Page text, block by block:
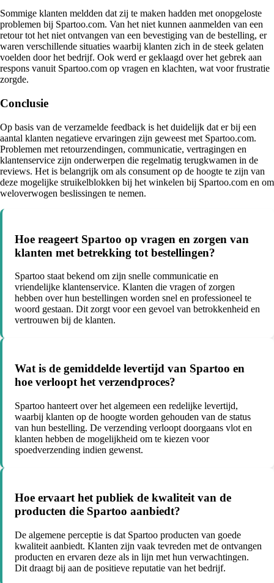
Sommige klanten meldden dat zij te maken hadden met onopgeloste
problemen bij Spartoo.com. Van het niet kunnen aanmelden van een
retour tot het niet ontvangen van een bevestiging van de bestelling, er
waren verschillende situaties waarbij klanten zich in de steek gelaten
voelden door het bedrijf. Ook werd er geklaagd over het gebrek aan
respons vanuit Spartoo.com op vragen en klachten, wat voor frustratie
zorgde.
Conclusie
Op basis van de verzamelde feedback is het duidelijk dat er bij een
aantal klanten negatieve ervaringen zijn geweest met Spartoo.com.
Problemen met retourzendingen, communicatie, vertragingen en
klantenservice zijn onderwerpen die regelmatig terugkwamen in de
reviews. Het is belangrijk om als consument op de hoogte te zijn van
deze mogelijke struikelblokken bij het winkelen bij Spartoo.com en om
weloverwogen beslissingen te nemen.
Hoe reageert Spartoo op vragen en zorgen van
klanten met betrekking tot bestellingen?
Spartoo staat bekend om zijn snelle communicatie en
vriendelijke klantenservice. Klanten die vragen of zorgen
hebben over hun bestellingen worden snel en professioneel te
woord gestaan. Dit zorgt voor een gevoel van betrokkenheid en
vertrouwen bij de klanten.
Wat is de gemiddelde levertijd van Spartoo en
hoe verloopt het verzendproces?
Spartoo hanteert over het algemeen een redelijke levertijd,
waarbij klanten op de hoogte worden gehouden van de status
van hun bestelling. De verzending verloopt doorgaans vlot en
klanten hebben de mogelijkheid om te kiezen voor
spoedverzending indien gewenst.
Hoe ervaart het publiek de kwaliteit van de
producten die Spartoo aanbiedt?
De algemene perceptie is dat Spartoo producten van goede
kwaliteit aanbiedt. Klanten zijn vaak tevreden met de ontvangen
producten en ervaren deze als in lijn met hun verwachtingen.
Dit draagt bij aan de positieve reputatie van het bedrijf.